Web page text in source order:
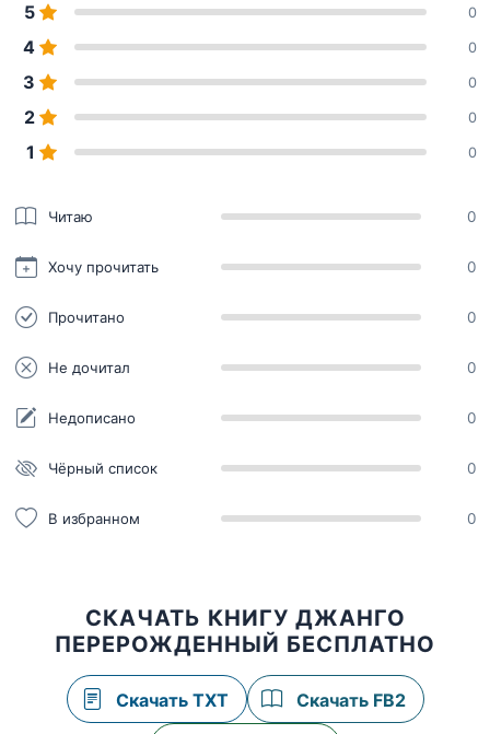
5 0
4 0
3 0
2 0
1 0
Читаю 0
Хочу прочитать 0
Прочитано 0
Не дочитал 0
Недописано 0
Чёрный список 0
В избранном 0
СКАЧАТЬ КНИГУ ДЖАНГО
ПЕРЕРОЖДЕННЫЙ БЕСПЛАТНО
Скачать TXT Скачать FB2